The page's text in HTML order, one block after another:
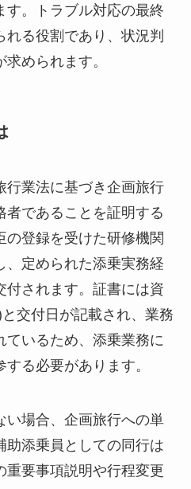
す。トラブル対応の最終
る役割であり、状況判
められます。
行業法に基づき企画旅行
者であることを証明する
の登録を受けた研修機関
、定められた添乗実務経
付されます。証書には資
交付日が記載され、業務
ているため、添乗業務に
る必要があります。
い場合、企画旅行への単
助添乗員としての同行は
重要事項説明や行程変更